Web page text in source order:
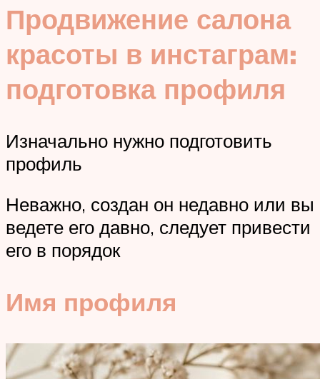
Продвижение салона
красоты в инстаграм:
подготовка профиля
Изначально нужно подготовить
профиль
Неважно, создан он недавно или вы
ведете его давно, следует привести
его в порядок
Имя профиля